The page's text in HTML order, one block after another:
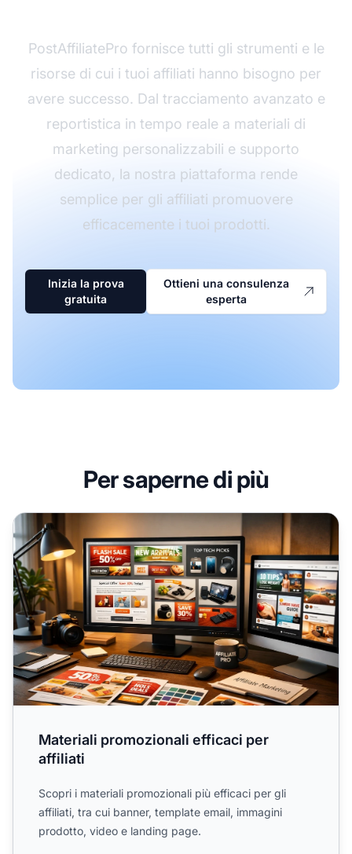
PostAffiliatePro fornisce tutti gli strumenti e le
risorse di cui i tuoi affiliati hanno bisogno per
avere successo. Dal tracciamento avanzato e
reportistica in tempo reale a materiali di
marketing personalizzabili e supporto
dedicato, la nostra piattaforma rende
semplice per gli affiliati promuovere
efficacemente i tuoi prodotti.
Inizia la prova
gratuita
Ottieni una consulenza
esperta
Per saperne di più
Materiali promozionali efficaci per affiliati
Materiali promozionali efficaci per
affiliati
Scopri i materiali promozionali più efficaci per gli
affiliati, tra cui banner, template email, immagini
prodotto, video e landing page.